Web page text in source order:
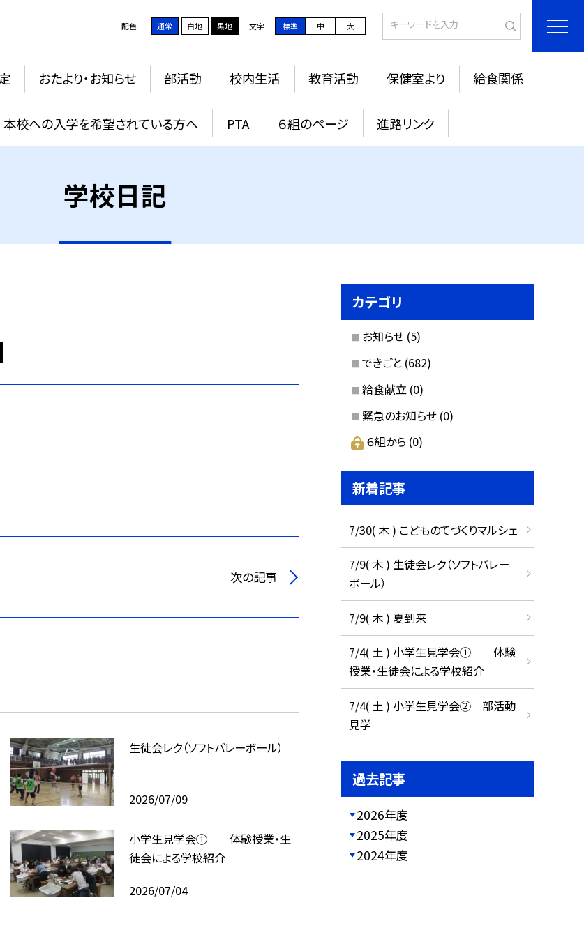
配色 通常 白地 黒地 文字 標準 中 大
おたより・お知らせ 部活動 校内生活 教育活動 保健室より 給食関係
本校への入学を希望されている方へ PTA ６組のページ 進路リンク
学校日記
次の記事
生徒会レク（ソフトバレーボール）
2026/07/09
小学生見学会① 体験授業・生
徒会による学校紹介
2026/07/04
カテゴリ
お知らせ (5)
できごと (682)
給食献立 (0)
緊急のお知らせ (0)
６組から (0)
新着記事
7/30( 木 ) こどものてづくりマルシェ
7/9( 木 ) 生徒会レク（ソフトバレー
ボール）
7/9( 木 ) 夏到来
7/4( 土 ) 小学生見学会① 体験
授業・生徒会による学校紹介
7/4( 土 ) 小学生見学会② 部活動
見学
過去記事
2026年度
2025年度
2024年度